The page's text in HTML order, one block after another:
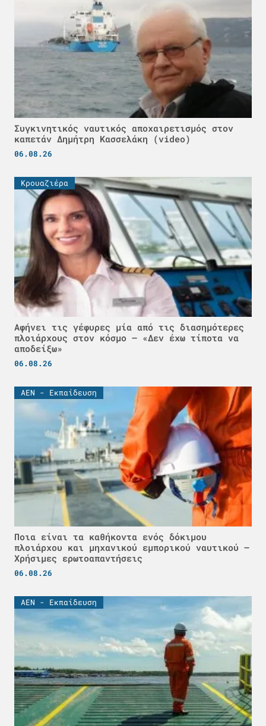
Συγκινητικός ναυτικός αποχαιρετισμός στον
καπετάν Δημήτρη Κασσελάκη (video)
06.08.26
Κρουαζιέρα
Αφήνει τις γέφυρες μία από τις διασημότερες
πλοιάρχους στον κόσμο – «Δεν έχω τίποτα να
αποδείξω»
06.08.26
ΑΕΝ - Εκπαίδευση
Ποια είναι τα καθήκοντα ενός δόκιμου
πλοιάρχου και μηχανικού εμπορικού ναυτικού –
Χρήσιμες ερωτοαπαντήσεις
06.08.26
ΑΕΝ - Εκπαίδευση